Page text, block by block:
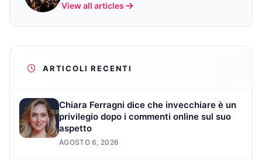
View all articles
ARTICOLI RECENTI
Chiara Ferragni dice che invecchiare è un
privilegio dopo i commenti online sul suo
aspetto
AGOSTO 6, 2026